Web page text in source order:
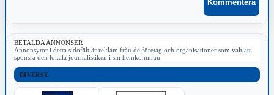
BETALDA ANNONSER
Annonsytor i detta sidofält är reklam från de företag och organisationer som valt att
sponsra den lokala journalistiken i sin hemkommun.
DIVERSE